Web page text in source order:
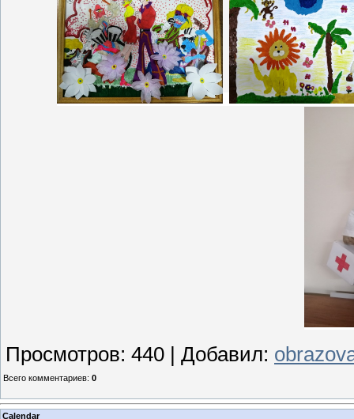
Просмотров: 440 | Добавил:
Всего комментариев: 0
Calendar